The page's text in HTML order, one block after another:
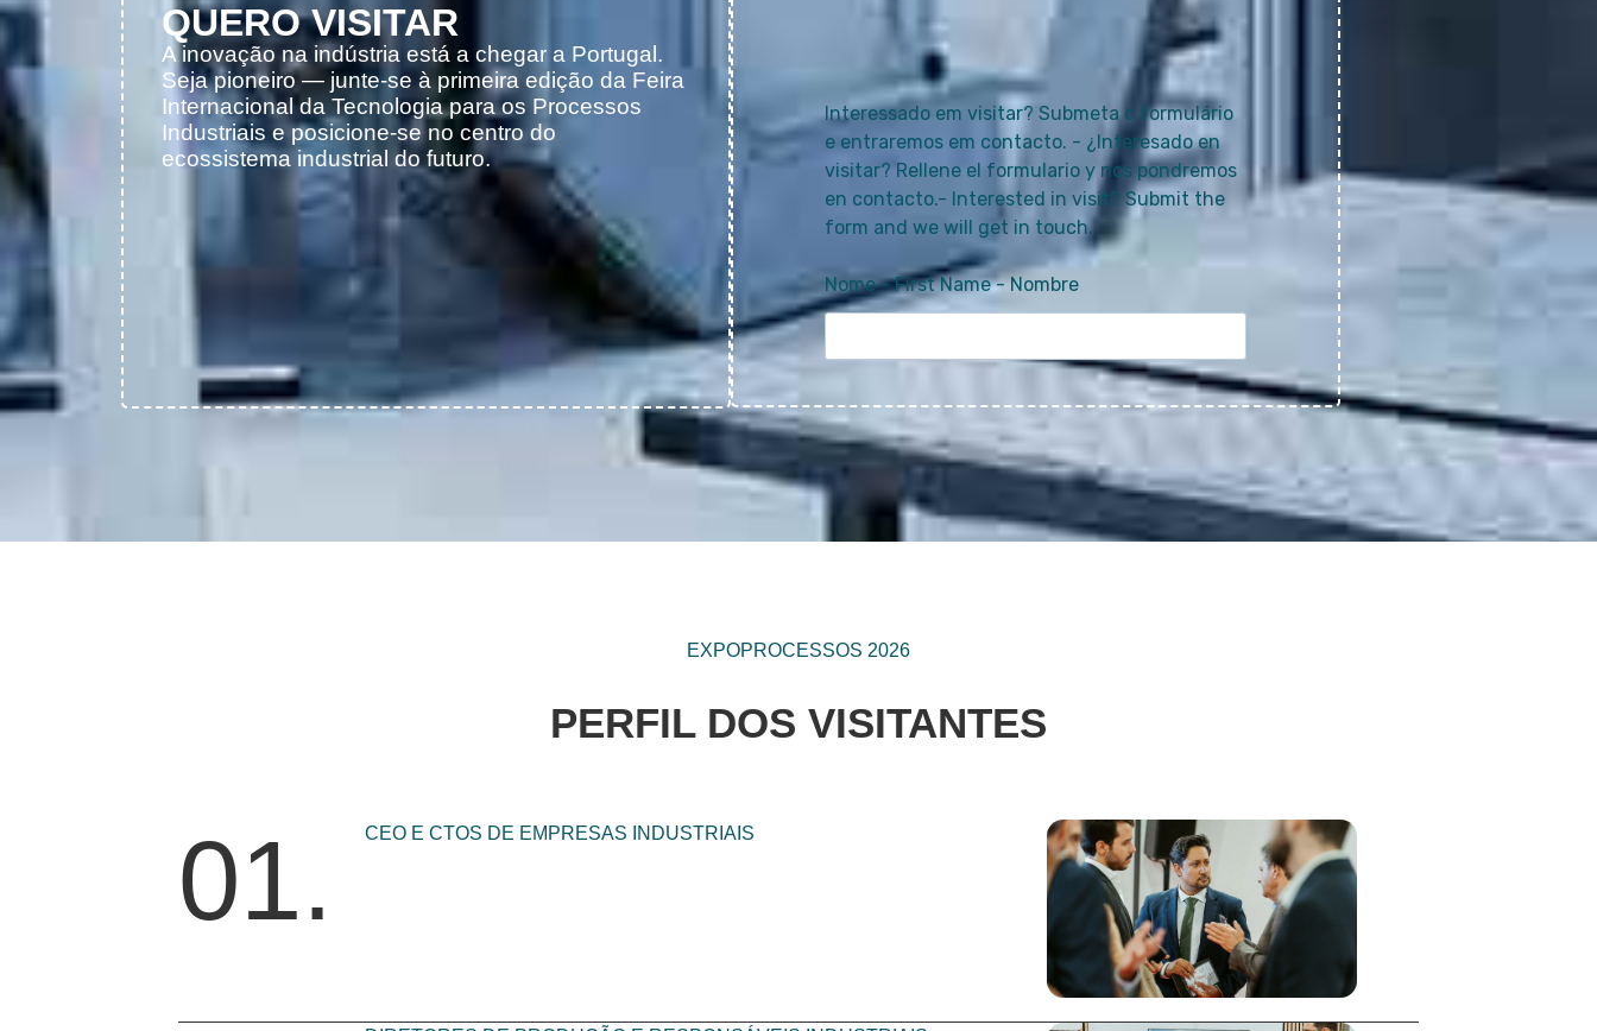
QUERO VISITAR
A inovação na indústria está a chegar a Portugal.
Seja pioneiro — junte-se à primeira edição da Feira
Internacional da Tecnologia para os Processos
Industriais e posicione-se no centro do
ecossistema industrial do futuro.
EXPOPROCESSOS 2026
PERFIL DOS VISITANTES
01. CEO E CTOS DE EMPRESAS INDUSTRIAIS